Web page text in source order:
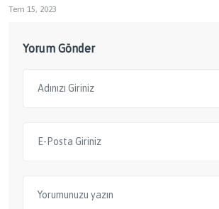
Tem 15, 2023
Yorum Gönder